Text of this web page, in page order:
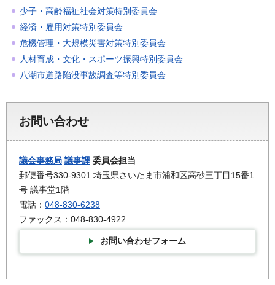
少子・高齢福祉社会対策特別委員会
経済・雇用対策特別委員会
危機管理・大規模災害対策特別委員会
人材育成・文化・スポーツ振興特別委員会
八潮市道路陥没事故調査等特別委員会
お問い合わせ
議会事務局 議事課 委員会担当
郵便番号330-9301 埼玉県さいたま市浦和区高砂三丁目15番1
号 議事堂1階
電話： 048-830-6238
ファックス：048-830-4922
お問い合わせフォーム